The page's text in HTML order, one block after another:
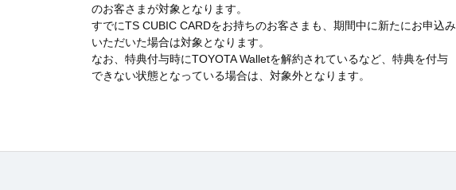
のお客さまが対象となります。
すでにTS CUBIC CARDをお持ちのお客さまも、期間中に新たにお申込み
いただいた場合は対象となります。
なお、特典付与時にTOYOTA Walletを解約されているなど、特典を付与
できない状態となっている場合は、対象外となります。